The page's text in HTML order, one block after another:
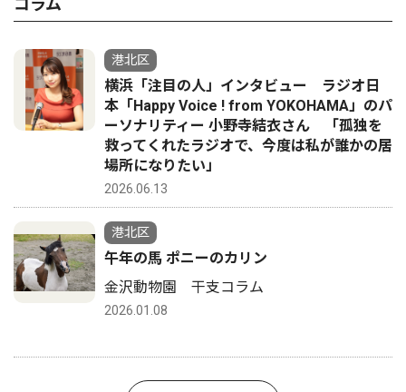
コラム
港北区
横浜「注目の人」インタビュー ラジオ日
本「Happy Voice ! from YOKOHAMA」のパ
ーソナリティー 小野寺結衣さん 「孤独を
救ってくれたラジオで、今度は私が誰かの居
場所になりたい」
2026.06.13
港北区
午年の馬 ポニーのカリン
金沢動物園 干支コラム
2026.01.08